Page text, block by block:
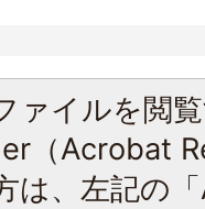
ァイルを閲
（Acrobat
は、左記の